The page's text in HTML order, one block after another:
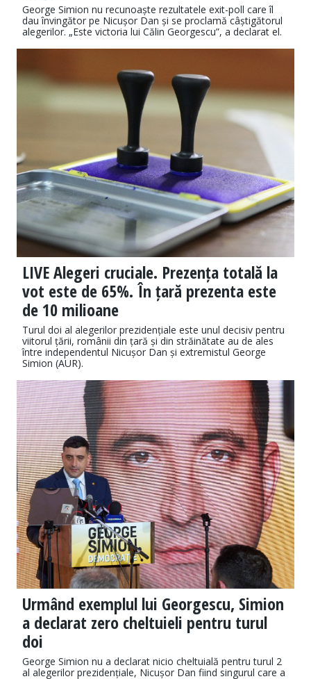
George Simion nu recunoaște rezultatele exit-poll care îl
dau învingător pe Nicușor Dan și se proclamă câștigătorul
alegerilor. „Este victoria lui Călin Georgescu”, a declarat el.
LIVE Alegeri cruciale. Prezența totală la
vot este de 65%. În țară prezenta este
de 10 milioane
Turul doi al alegerilor prezidențiale este unul decisiv pentru
viitorul țării, românii din țară și din străinătate au de ales
între independentul Nicușor Dan și extremistul George
Simion (AUR).
Urmând exemplul lui Georgescu, Simion
a declarat zero cheltuieli pentru turul
doi
George Simion nu a declarat nicio cheltuială pentru turul 2
al alegerilor prezidențiale, Nicușor Dan fiind singurul care a